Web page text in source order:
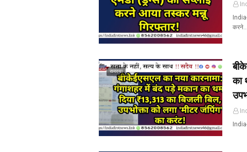
करने…
समस्या
का